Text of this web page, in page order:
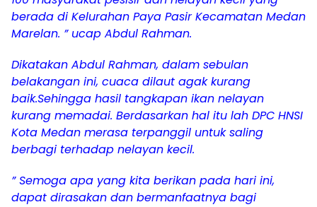
berada di Kelurahan Paya Pasir Kecamatan Medan
Marelan. ” ucap Abdul Rahman.
Dikatakan Abdul Rahman, dalam sebulan
belakangan ini, cuaca dilaut agak kurang
baik.Sehingga hasil tangkapan ikan nelayan
kurang memadai. Berdasarkan hal itu lah DPC HNSI
Kota Medan merasa terpanggil untuk saling
berbagi terhadap nelayan kecil.
” Semoga apa yang kita berikan pada hari ini,
dapat dirasakan dan bermanfaatnya bagi